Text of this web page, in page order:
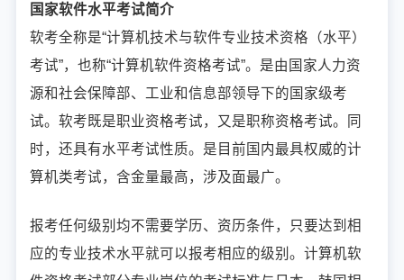
国家软件水平考试简介
软考全称是“计算机技术与软件专业技术资格（水平）
考试”，也称“计算机软件资格考试”。是由国家人力资
源和社会保障部、工业和信息部领导下的国家级考
试。软考既是职业资格考试，又是职称资格考试。同
时，还具有水平考试性质。是目前国内最具权威的计
算机类考试，含金量最高，涉及面最广。
报考任何级别均不需要学历、资历条件，只要达到相
应的专业技术水平就可以报考相应的级别。计算机软